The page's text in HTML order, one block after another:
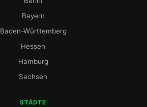
Bayern
Baden-Württemberg
Hessen
Hamburg
Sachsen
STÄDTE